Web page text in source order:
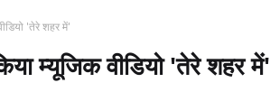
'तेरे शहर में'
म्यूजिक वीडियो 'तेरे शहर में'